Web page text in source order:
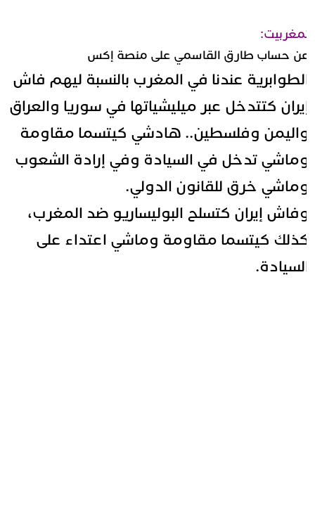
حساب طارق القاسمي على منصة إكس
عندنا في المغرب بالنسبة ليهم فاش
كتتدخل عبر ميليشياتها في سوريا والعراق
وفلسطين.. هادشي كيتسما مقاومة
تدخل في السيادة وفي إرادة الشعوب
خرق للقانون الدولي.
إيران كتسلح البوليساريو ضد المغرب،
كيتسما مقاومة وماشي اعتداء على